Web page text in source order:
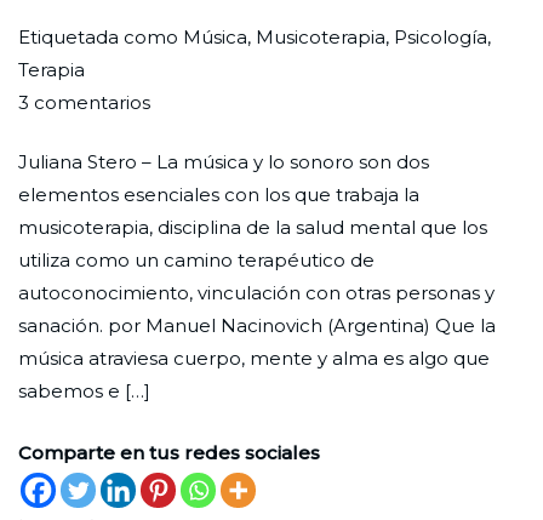
Por
Redaccion
Ciudad
Publicada
el
24
febrero
de
2023
Publicada
en
Entrevista
Etiquetada como Música, Musicoterapia, Psicología,
Terapia
3 comentariosen
música
toca
ciertas
fibras
que
permiten
un
la
salud
Juliana Stero – La música y lo sonoro son dos
elementos esenciales con los que trabaja la
musicoterapia, disciplina de la salud mental que los
utiliza como un camino terapéutico de
autoconocimiento, vinculación con otras personas y
sanación. por Manuel Nacinovich (Argentina) Que la
música atraviesa cuerpo, mente y alma es algo que
sabemos e […]
Comparte en tus redes sociales